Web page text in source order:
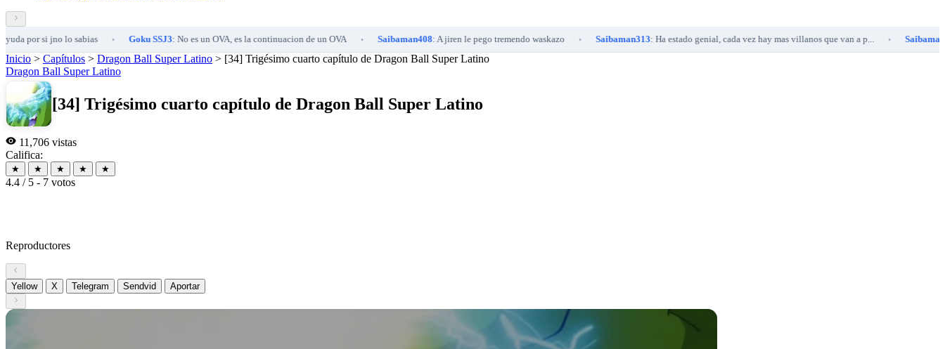
si jno lo sabias • Goku SSJ3: No es un OVA, es la continuacion de un OVA • Saibaman408: A jiren le pego tremendo waskazo • Saibaman313: Ha estado genial, cada vez hay mas villanos que van a p... • Saibaman795:
Inicio > Capítulos > Dragon Ball Super Latino > [34] Trigésimo cuarto capítulo de Dragon Ball Super Latino
Dragon Ball Super Latino
[34] Trigésimo cuarto capítulo de Dragon Ball Super Latino
11,706 vistas
Califica:
★ ★ ★ ★ ★
4.4 / 5 - 7 votos
Reproductores
Yellow X Telegram Sendvid Aportar